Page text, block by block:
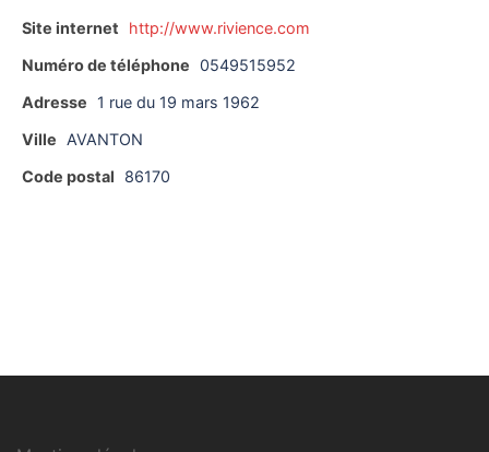
Site internet
http://www.rivience.com
Numéro de téléphone 0549515952
Adresse
1 rue du 19 mars 1962
Ville
AVANTON
Code postal
86170